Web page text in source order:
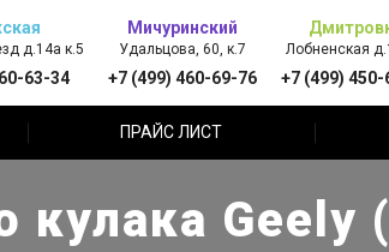
д.14а к.5
63-34
Мичуринский
Удальцова, 60, к.7
+7 (499) 460-69-76
Лобненская
+7 (499)
ПРАЙС ЛИСТ
кулака